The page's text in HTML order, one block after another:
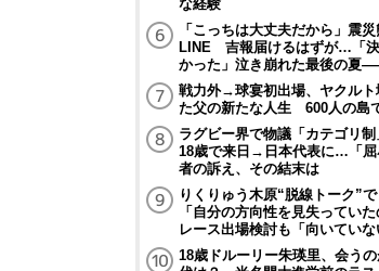
な経験
「こっちは大丈夫だから」震
LINE 吉報届けるはずが…「
かった」泣き崩れた最後の夏
戦力外→球宴初出場、ヤクルト
た父の新たな人生 600人の島
ラグビー界で物議「カテゴリ
18歳で来日→日本代表に…「屈
者の訴え、その結末は
りくりゅう木原“脱線トーク”
「自分の方向性を見失って
レース出場検討も「向いていな
18歳ドルーリー朱瑛里、会う